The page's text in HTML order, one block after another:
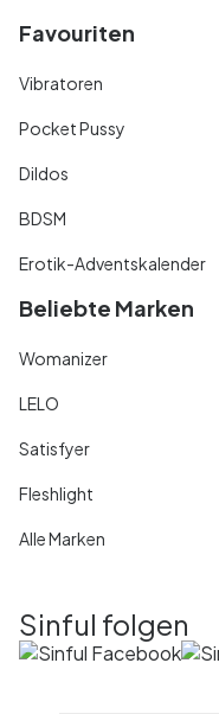
Favouriten
Vibratoren
Pocket Pussy
Dildos
BDSM
Erotik-Adventskalender
Beliebte Marken
Womanizer
LELO
Satisfyer
Fleshlight
Alle Marken
Sinful folgen